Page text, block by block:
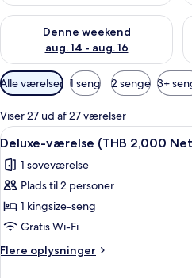
Denne weekend
aug. 14 - aug. 16
Tjek tilgængelighed for denne
Tilgængelige
filtre
for
værelser
Alle værelser 1 seng 2 senge 3+
Viser 27 ud af 27 værelser
Indlæs
alle
billeder
af
Deluxe-
værelse
(THB
2,000
5
Deluxe-værelse (THB 2,000
1 soveværelse
Plads til 2 personer
1 kingsize-seng
Gratis Wi-Fi
Flere oplysninger
Flere